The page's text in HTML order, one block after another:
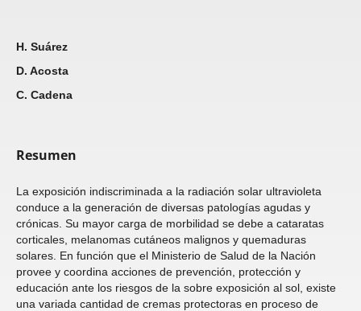
H. Suárez
D. Acosta
C. Cadena
Resumen
La exposición indiscriminada a la radiación solar ultravioleta
conduce a la generación de diversas patologías agudas y
crónicas. Su mayor carga de morbilidad se debe a cataratas
corticales, melanomas cutáneos malignos y quemaduras
solares. En función que el Ministerio de Salud de la Nación
provee y coordina acciones de prevención, protección y
educación ante los riesgos de la sobre exposición al sol, existe
una variada cantidad de cremas protectoras en proceso de